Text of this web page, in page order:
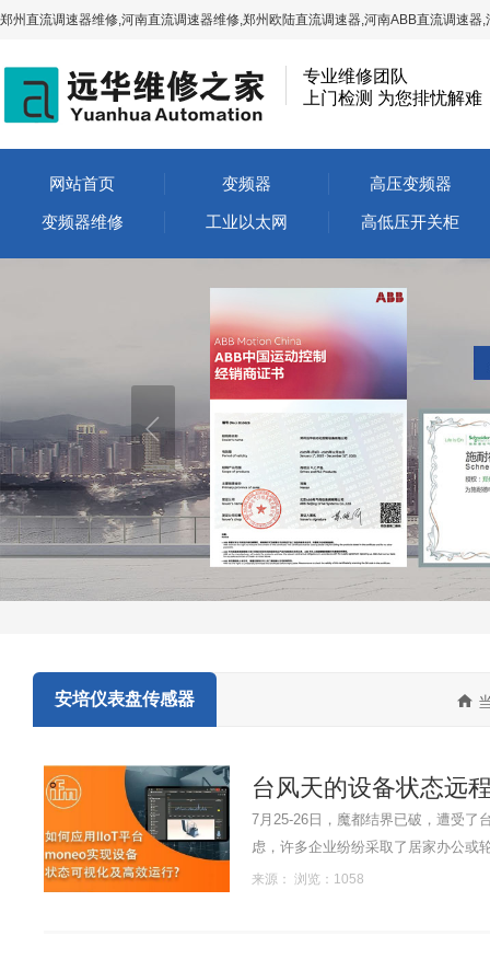
郑州直流调速器维修,河南直流调速器维修,郑州欧陆直流调速器,河南ABB直流调速
专业维修团队
上门检测 为您排忧解难
网站首页 变频器 高压变频器
变频器维修 工业以太网 高低压开关柜
安培仪表盘传感器 
台风天的设备状态远
7月25-26日，魔都结界已破，遭受了
虑，许多企业纷纷采取了居家办公或
来源： 浏览：1058